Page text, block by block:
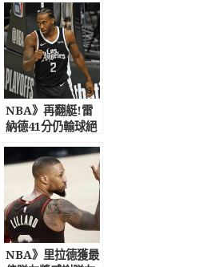
NBA》再翻艇!雷
納德41分仍輸球絕
了快艇季後賽5連
NBA》里拉德獲最